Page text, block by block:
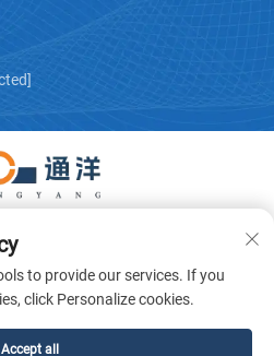
pridržana.
to provide our services. If you
click Personalize cookies.
Accept all